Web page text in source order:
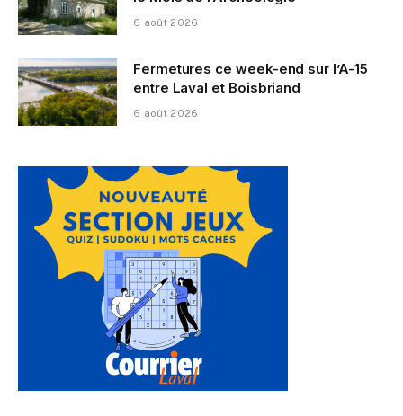
6 août 2026
Fermetures ce week-end sur l’A-15
entre Laval et Boisbriand
6 août 2026